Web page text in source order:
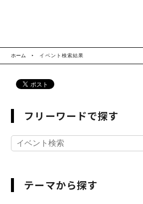
ホーム イベント検索結果
フリーワードで探す
テーマから探す